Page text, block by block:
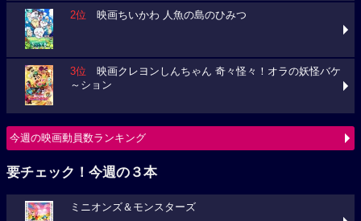
2位 映画ちいかわ 人魚の島のひみつ
3位 映画クレヨンしんちゃん 奇々怪々！オラの妖怪バケ
～ション
今週の映画動員数ランキング
要チェック！今週の３本
ミニオンズ＆モンスターズ